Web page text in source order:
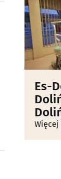
Es-